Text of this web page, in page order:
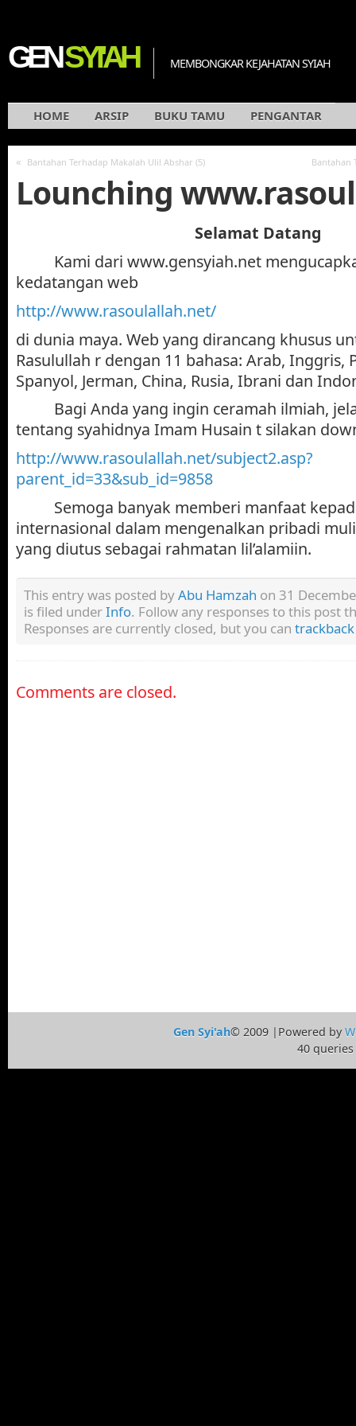
GENSYI'AH MEMBONGKAR KEJAHATAN SYIAH
HOME ARSIP BUKU TAMU PENGANTAR
« Bantahan Terhadap Makalah Ulil Abshar (5) Bantahan
Lounching
Selamat Datang
Kami dari www.gensyiah.net
kedatangan web
http://www.rasoulallah.net/
di dunia maya. Web yang dirancang khusus
Rasulullah r dengan 11 bahasa: Arab, Inggris,
Spanyol, Jerman, China, Rusia, Ibrani dan
Bagi Anda yang ingin ceramah ilmiah,
tentang syahidnya Imam Husain t silakan
http://www.rasoulallah.net/subject2.asp?
parent_id=33&sub_id=9858
Semoga banyak memberi manfaat
internasional dalam mengenalkan pribadi
yang diutus sebagai rahmatan lil’alamiin.
This entry was posted byAbu Hamzah on 31
is filed underInfo. Follow any responses to this post
Responses are currently closed, but you can trackback
Comments are closed.
Gen Syi'ah© 2009 |Powered by
40 queries